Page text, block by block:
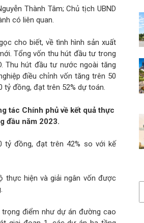
Thành Tâm; Chủ tịch UBND
có liên quan.
cho biết, về tình hình sản xuất
Tổng vốn thu hút đầu tư trong
Thu hút đầu tư nước ngoài tăng
điều chỉnh vốn tăng trên 50
tỷ đồng, đạt trên 52% dự toán.
tác Chính phủ về kết quả thực
đầu năm 2023.
tỷ đồng, đạt trên 42% so với kế
thực hiện và giải ngân vốn được
điểm như dự án đường cao